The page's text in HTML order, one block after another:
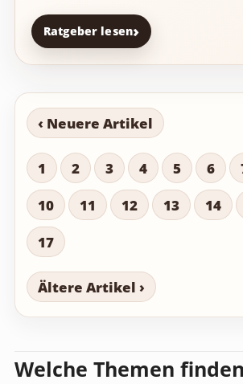
Ratgeber lesen
‹ Neuere Artikel
1 2 3 4 5 6
10
11 12 13 14
17
Ältere Artikel ›
Welche Themen